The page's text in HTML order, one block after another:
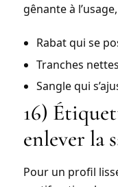
gênante à
Rabat qui se
Tranches
Sangle qui
16)
enlever la
Pour un profil